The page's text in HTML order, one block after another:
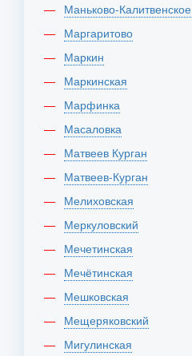
Маньково-Калитвенское
Маргаритово
Маркин
Маркинская
Марфинка
Масаловка
Матвеев Курган
Матвеев-Курган
Мелиховская
Меркуловский
Мечетинская
Мечётинская
Мешковская
Мещеряковский
Мигулинская